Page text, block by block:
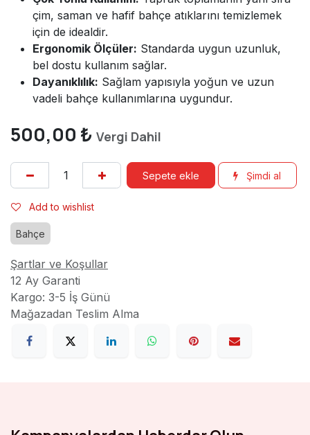
çim, saman ve hafif bahçe atıklarını temizlemek
için de idealdir.
Ergonomik Ölçüler: Standarda uygun uzunluk,
bel dostu kullanım sağlar.
Dayanıklılık: Sağlam yapısıyla yoğun ve uzun
vadeli bahçe kullanımlarına uygundur.
500,00 ₺ Vergi Dahil
Sepete ekle Şimdi al
Add to wishlist
Bahçe
Şartlar ve Koşullar
12 Ay Garanti
Kargo: 3-5 İş Günü
Mağazadan Teslim Alma